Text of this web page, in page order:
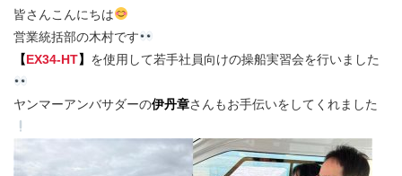
皆さんこんにちは
営業統括部の木村です
【EX34-HT】 を使用して若手社員向けの操船実習会を行いました
ヤンマーアンバサダーの伊丹章さんもお手伝いをしてくれました